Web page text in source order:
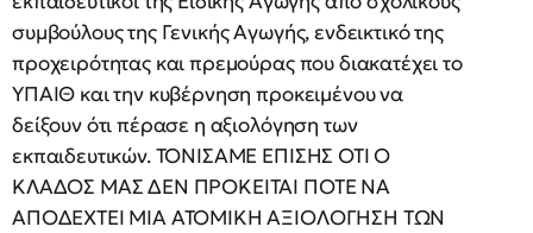
συμβούλους της Γενικής Αγωγής, ενδεικτικό της
προχειρότητας και πρεμούρας που διακατέχει το
ΥΠΑΙΘ και την κυβέρνηση προκειμένου να
δείξουν ότι πέρασε η αξιολόγηση των
εκπαιδευτικών. ΤΟΝΙΣΑΜΕ ΕΠΙΣΗΣ ΟΤΙ Ο
ΚΛΑΔΟΣ ΜΑΣ ΔΕΝ ΠΡΟΚΕΙΤΑΙ ΠΟΤΕ ΝΑ
ΑΠΟΔΕΧΤΕΙ ΜΙΑ ΑΤΟΜΙΚΗ ΑΞΙΟΛΟΓΗΣΗ ΤΩΝ